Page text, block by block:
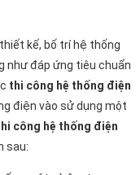
kế, bố trí hệ thống
như đáp ứng tiêu chuẩn
thi công hệ thống điện
điện vào sử dụng một
công hệ thống điện
sau: